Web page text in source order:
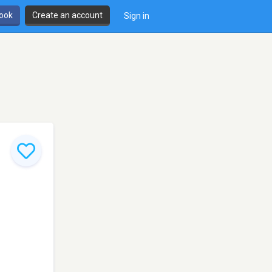
Create an account Sign in